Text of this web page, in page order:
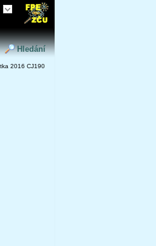
Hledání
2016 CJ190